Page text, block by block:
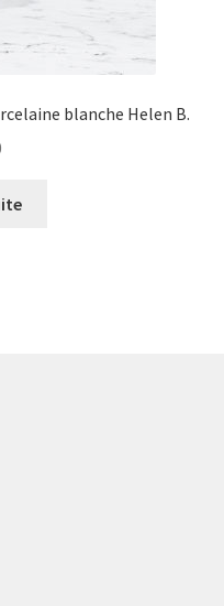
blanche Helen B.